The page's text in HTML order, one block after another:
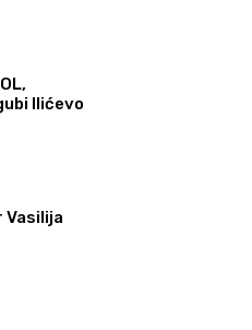
Ilićevo